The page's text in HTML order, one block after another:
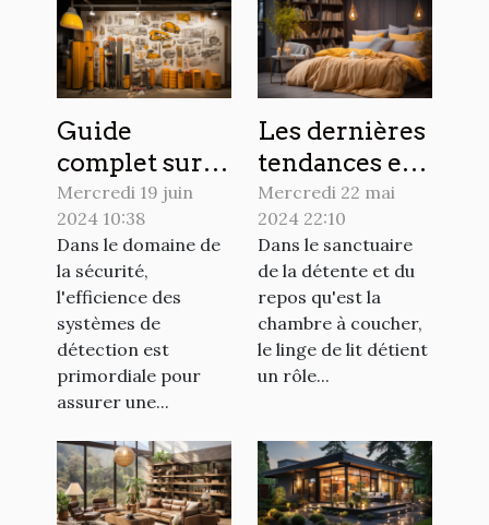
Guide
complet sur le
choix et
l'installation
des
colonnettes
pour
optimiser la
détection
dans les
systèmes de
sécurité
Mercredi 19 juin
2024 10:38
Dans le domaine de
la sécurité,
l'efficience des
systèmes de
détection est
primordiale pour
assurer une...
Les dernières
tendances en
matière de
design de
linge de lit
pour
sublimer
votre
chambre
Mercredi 22 mai
2024 22:10
Dans le sanctuaire
de la détente et du
repos qu'est la
chambre à coucher,
le linge de lit détient
un rôle...